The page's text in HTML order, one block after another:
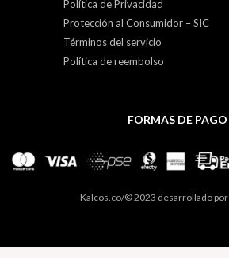
Política de Privacidad
Protección al Consumidor – SIC
Términos del servicio
Política de reembolso
FORMAS DE PAGO
Kalcos.co/© 2023 desarrollado por